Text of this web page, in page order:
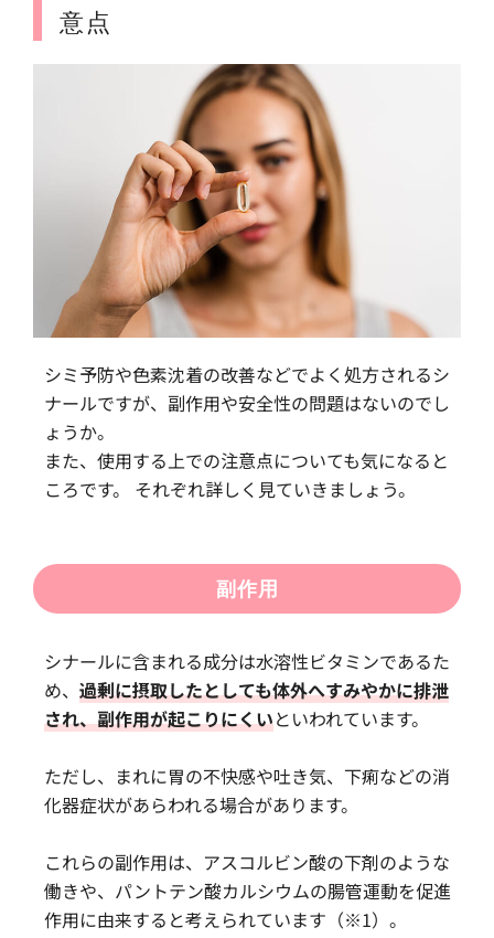
意点
シミ予防や色素沈着の改善などでよく処方されるシ
ナールですが、副作用や安全性の問題はないのでし
ょうか。
また、使用する上での注意点についても気になると
ころです。 それぞれ詳しく見ていきましょう。
副作用
シナールに含まれる成分は水溶性ビタミンであるた
め、 過剰に摂取したとしても体外へすみやかに排泄
され、副作用が起こりにくいといわれています。
ただし、まれに胃の不快感や吐き気、下痢などの消
化器症状があらわれる場合があります。
これらの副作用は、アスコルビン酸の下剤のような
働きや、パントテン酸カルシウムの腸管運動を促進
作用に由来すると考えられています（※1）。